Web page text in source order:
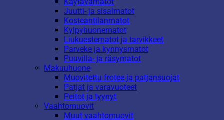
Juutti- ja sisalmatot
Kosteantilanmatot
Kylpyhuonematot
Liukuestematot ja tarvikkeet
Parveke ja kynnysmatot
Puuvilla- ja räsymatot
Makuuhuone
Muovitettu frotee ja patjansuojat
Patjat ja varavuoteet
Peitot ja tyynyt
Vaahtomuovit
Muut vaahtomuovit